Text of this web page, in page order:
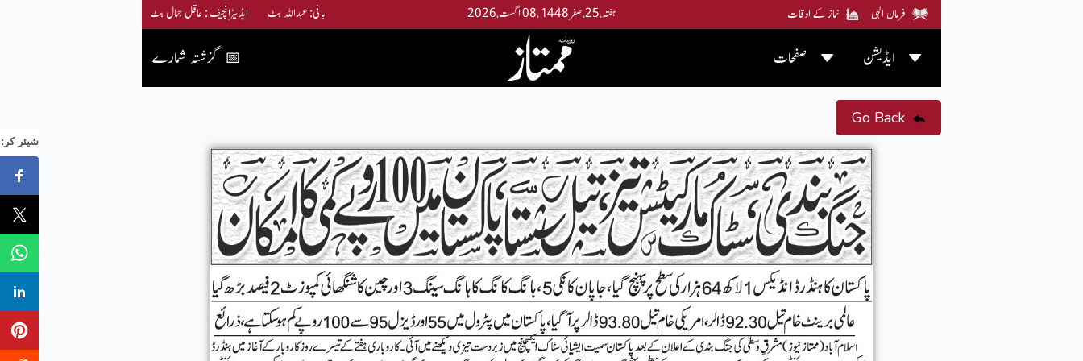
بانی: عبداللہ بٹ ایڈیٹرانچیف : عاقل جمال بٹ ہفتہ،25،صفر 1448 ،08 اگست،2026
گزشتہ شمارے 📅 صفحات ایڈیشن
Go Back
:شیئر کر